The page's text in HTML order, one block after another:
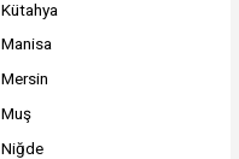
Kütahya
Manisa
Mersin
Muş
Niğde